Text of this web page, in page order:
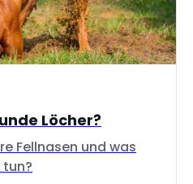
Löcher?
Fellnasen und was